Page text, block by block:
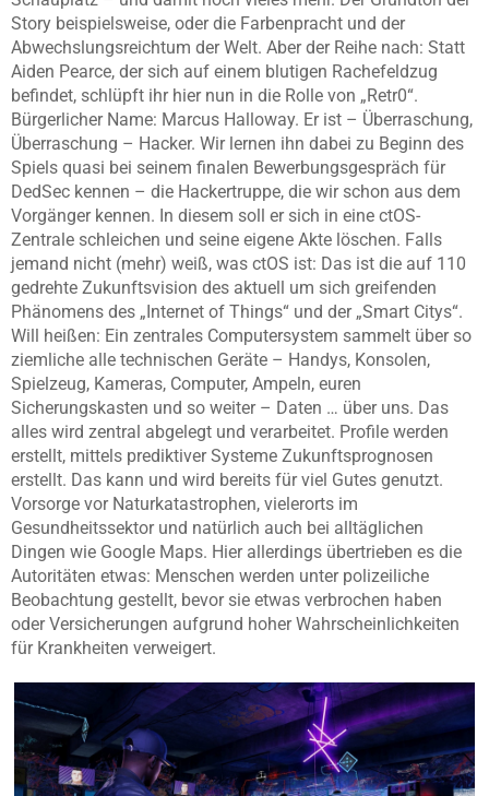
Story beispielsweise, oder die Farbenpracht und der
Abwechslungsreichtum der Welt. Aber der Reihe nach: Statt
Aiden Pearce, der sich auf einem blutigen Rachefeldzug
befindet, schlüpft ihr hier nun in die Rolle von „Retr0“.
Bürgerlicher Name: Marcus Halloway. Er ist – Überraschung,
Überraschung – Hacker. Wir lernen ihn dabei zu Beginn des
Spiels quasi bei seinem finalen Bewerbungsgespräch für
DedSec kennen – die Hackertruppe, die wir schon aus dem
Vorgänger kennen. In diesem soll er sich in eine ctOS-
Zentrale schleichen und seine eigene Akte löschen. Falls
jemand nicht (mehr) weiß, was ctOS ist: Das ist die auf 110
gedrehte Zukunftsvision des aktuell um sich greifenden
Phänomens des „Internet of Things“ und der „Smart Citys“.
Will heißen: Ein zentrales Computersystem sammelt über so
ziemliche alle technischen Geräte – Handys, Konsolen,
Spielzeug, Kameras, Computer, Ampeln, euren
Sicherungskasten und so weiter – Daten … über uns. Das
alles wird zentral abgelegt und verarbeitet. Profile werden
erstellt, mittels prediktiver Systeme Zukunftsprognosen
erstellt. Das kann und wird bereits für viel Gutes genutzt.
Vorsorge vor Naturkatastrophen, vielerorts im
Gesundheitssektor und natürlich auch bei alltäglichen
Dingen wie Google Maps. Hier allerdings übertrieben es die
Autoritäten etwas: Menschen werden unter polizeiliche
Beobachtung gestellt, bevor sie etwas verbrochen haben
oder Versicherungen aufgrund hoher Wahrscheinlichkeiten
für Krankheiten verweigert.